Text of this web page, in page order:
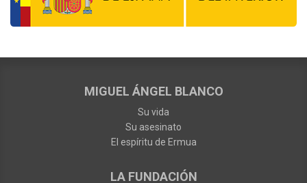
MIGUEL ÁNGEL BLANCO
Su vida
Su asesinato
El espíritu de Ermua
LA FUNDACIÓN